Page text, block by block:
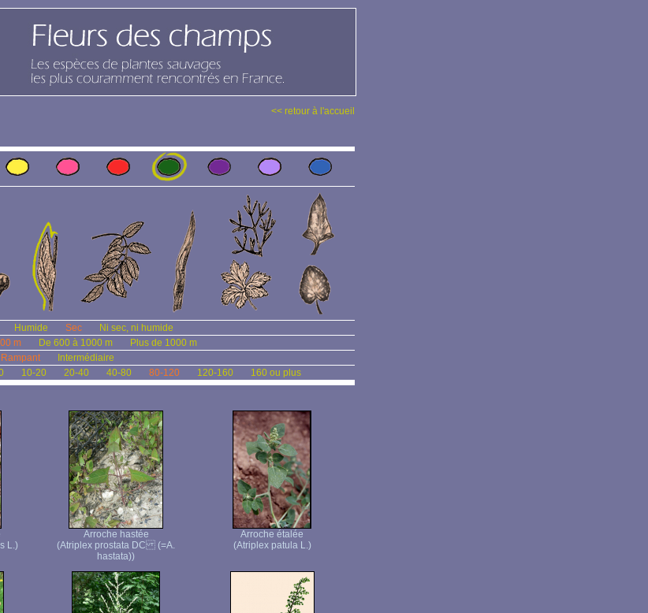
<< retour à l'accueil
Humide Sec
Ni sec, ni humide
m De 600 à 1000 m
Plus de 1000 m
Rampant
Intermédiaire
10-20 20-40 40-80 80-120 120-160 160 ou plus
L.)
Arroche hastée
(Atriplex prostata DC (=A.
hastata))
Arroche étalée
(Atriplex patula L.)